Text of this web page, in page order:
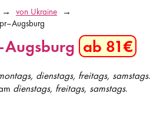
von Ukraine
ab 81€
dienstags, freitags, samstags.
dienstags, freitags, samstags.